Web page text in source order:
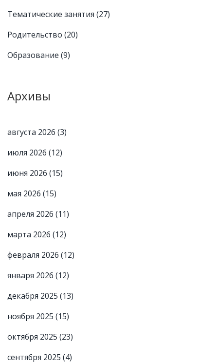
Тематические занятия (27)
Родительство (20)
Образование (9)
Архивы
августа 2026 (3)
июля 2026 (12)
июня 2026 (15)
мая 2026 (15)
апреля 2026 (11)
марта 2026 (12)
февраля 2026 (12)
января 2026 (12)
декабря 2025 (13)
ноября 2025 (15)
октября 2025 (23)
сентября 2025 (4)